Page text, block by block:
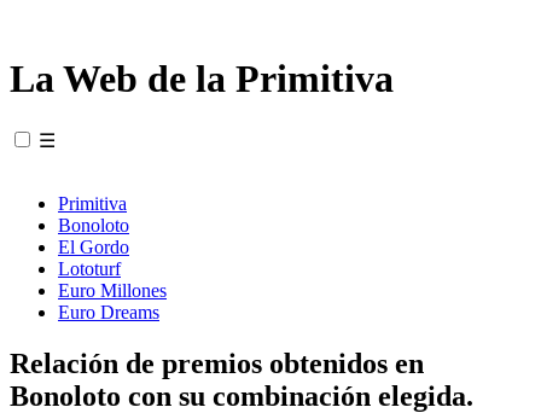
La Web de la Primitiva
☰
Primitiva
Bonoloto
El Gordo
Lototurf
Euro Millones
Euro Dreams
Relación de premios obtenidos en
Bonoloto con su combinación elegida.